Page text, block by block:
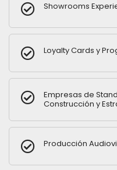
Showrooms
Loyalty Cards y
Empresas de
Construcción y
Producción